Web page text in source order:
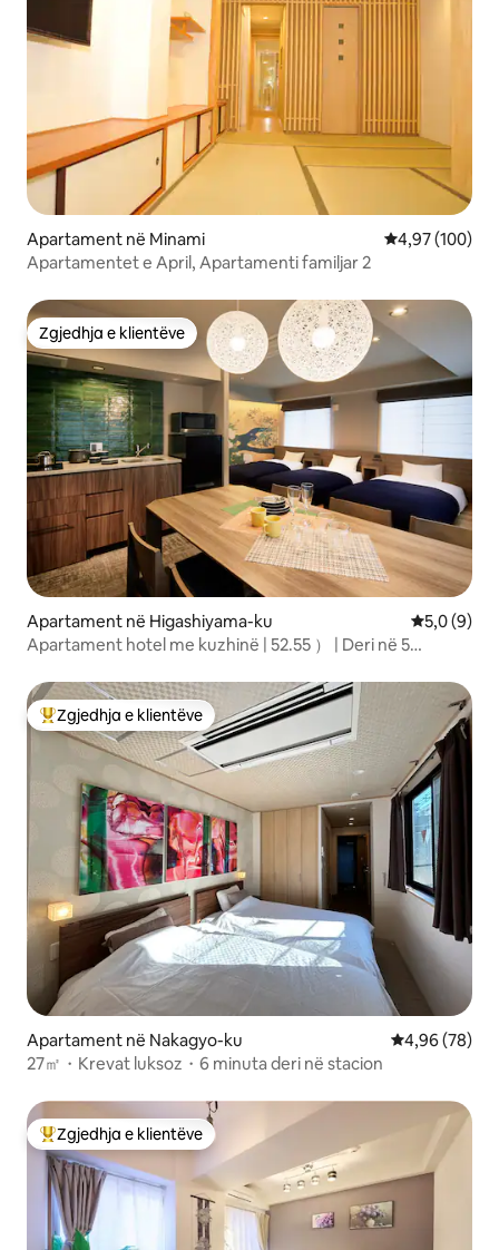
Apartament në Minami Vlerësimi
4,97 (100)
Apartamentet e April, Apartamenti familjar 2
Zgjedhja e klientëve
Zgjedhja e klientëve
Apartament në Higashiyama-ku Vlerësimi
5,0 (9)
Apartament hotel me kuzhinë | 52.55 ） | Deri në 5
Më të mirat e zgjedhjeve të klientëve
Zgjedhja e klientëve
Apartament në Nakagyo-ku Vlerësimi
4,96 (78)
27㎡・Krevat luksoz・6 minuta deri në stacion
Më të mirat e zgjedhjeve të klientëve
Zgjedhja e klientëve